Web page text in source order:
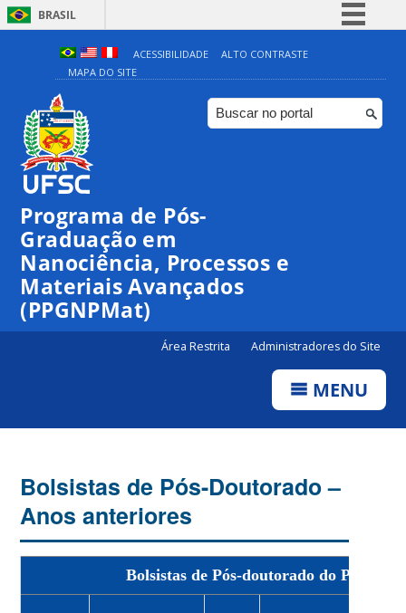
BRASIL
Simplifique!
Comunica BR
Participe
ACESSIBILIDADE
ALTO CONTRASTE
MAPA DO SITE
Programa de Pós-
Graduação em
Nanociência, Processos e
Materiais Avançados
(PPGNPMat)
Área Restrita Administradores do Site
MENU
Bolsistas de Pós-Doutorado –
Anos anteriores
Bolsistas de Pós-doutorado do